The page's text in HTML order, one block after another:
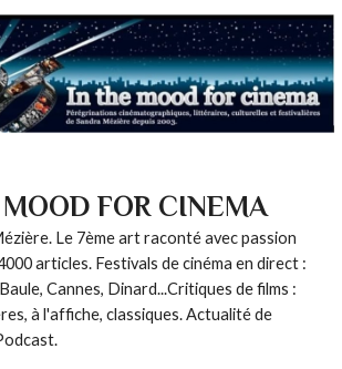
FOR CINEMA
Le 7ème art raconté avec passion
articles. Festivals de cinéma en direct :
Cannes, Dinard...Critiques de films :
à l'affiche, classiques. Actualité de